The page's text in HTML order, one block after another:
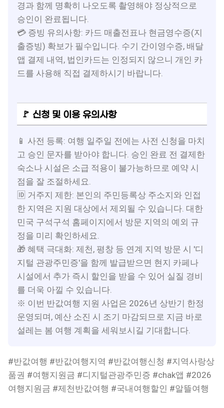
경과 함께 명확히 나오도록 촬영해야 정상적으로
승인이 완료됩니다.
💳 증빙 유의사항: 카드 매출전표나 현금영수증(지
출증빙) 확보가 필수입니다. 수기 간이영수증, 배달
앱 결제 내역, 법인카드는 인정되지 않으니 개인 카
드를 사용해 직접 결제하시기 바랍니다.
🚩 신청 및 이용 유의사항
📱 사전 등록: 여행 일주일 전에는 사전 신청을 마치
고 승인 문자를 받아야 합니다. 승인 완료 전 결제한
숙소나 시설은 소급 적용이 불가능하므로 예약 시
점을 잘 조절하세요.
🆔 거주지 제한: 본인의 주민등록상 주소지와 인접
한 지역은 지원 대상에서 제외될 수 있습니다. 대한
민국 구석구석 홈페이지에서 방문 지역의 예외 규
정을 미리 확인하세요.
🎁 혜택 극대화: 제천, 평창 등 연계 지역 방문 시 '디
지털 관광주민증'을 함께 발급받으면 현지 카페나
시설에서 추가 즉시 할인을 받을 수 있어 실질 경비
를 더욱 아낄 수 있습니다.
※ 이번 반값여행 지원 사업은 2026년 상반기 한정
운영되며, 예산 소진 시 조기 마감되므로 지금 바로
설레는 봄 여행 계획을 세워보시길 기대합니다.
#반값여행 #반값여행지역 #반값여행신청 #지역사랑상
품권 #여행지원금 #디지털관광주민증 #chak앱 #2026
여행지원금 #제천반값여행 #국내여행할인 #알뜰여행